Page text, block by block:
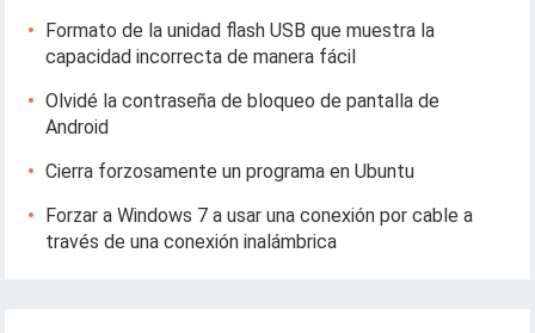
Formato de la unidad flash USB que muestra la
capacidad incorrecta de manera fácil
Olvidé la contraseña de bloqueo de pantalla de
Android
Cierra forzosamente un programa en Ubuntu
Forzar a Windows 7 a usar una conexión por cable a
través de una conexión inalámbrica